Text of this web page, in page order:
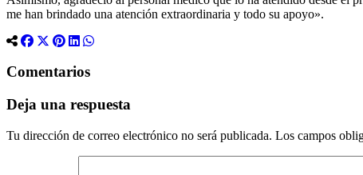
me han brindado una atención extraordinaria y todo su apoyo».
Comentarios
Deja una respuesta
Tu dirección de correo electrónico no será publicada. Los campos